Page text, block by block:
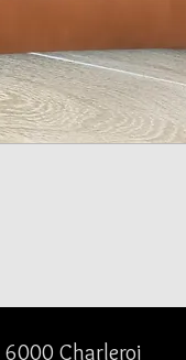
6000 Charleroi